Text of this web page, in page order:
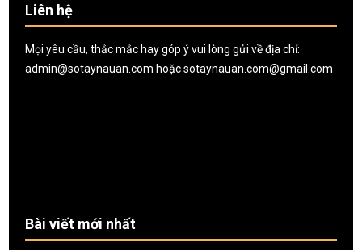
Liên hệ
Mọi yêu cầu, thắc mắc hay góp ý vui lòng gửi về địa chỉ:
admin@sotaynauan.com hoặcsotaynauan.com@gmail.com
Bài viết mới nhất